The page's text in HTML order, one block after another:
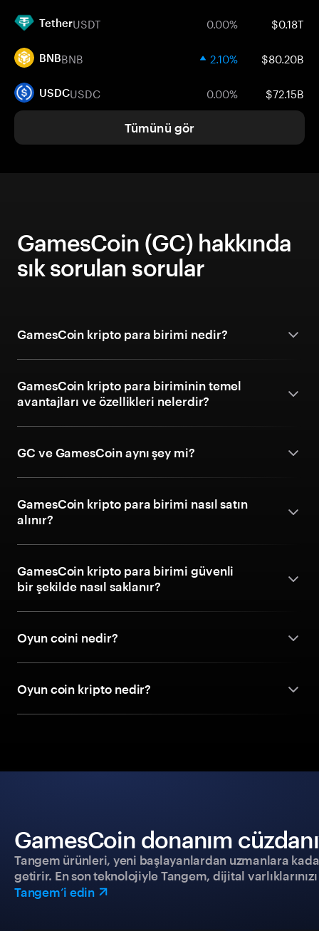
TetherUSDT 0.00% $0.18T
BNBBNB 2.10% $80.20B
USDCUSDC 0.00% $72.15B
Tümünü gör
GamesCoin (GC) hakkında
sık sorulan sorular
GamesCoin kripto para birimi nedir?
GamesCoin kripto para biriminin temel
avantajları ve özellikleri nelerdir?
GC ve GamesCoin aynı şey mi?
GamesCoin kripto para birimi nasıl satın
alınır?
GamesCoin kripto para birimi güvenli
bir şekilde nasıl saklanır?
Oyun coini nedir?
Oyun coin kripto nedir?
GamesCoin donanım
Tangem ürünleri, yeni başlayanlardan uzmanlara
getirir. En son teknolojiyle Tangem, dijital
Tangem’i edin